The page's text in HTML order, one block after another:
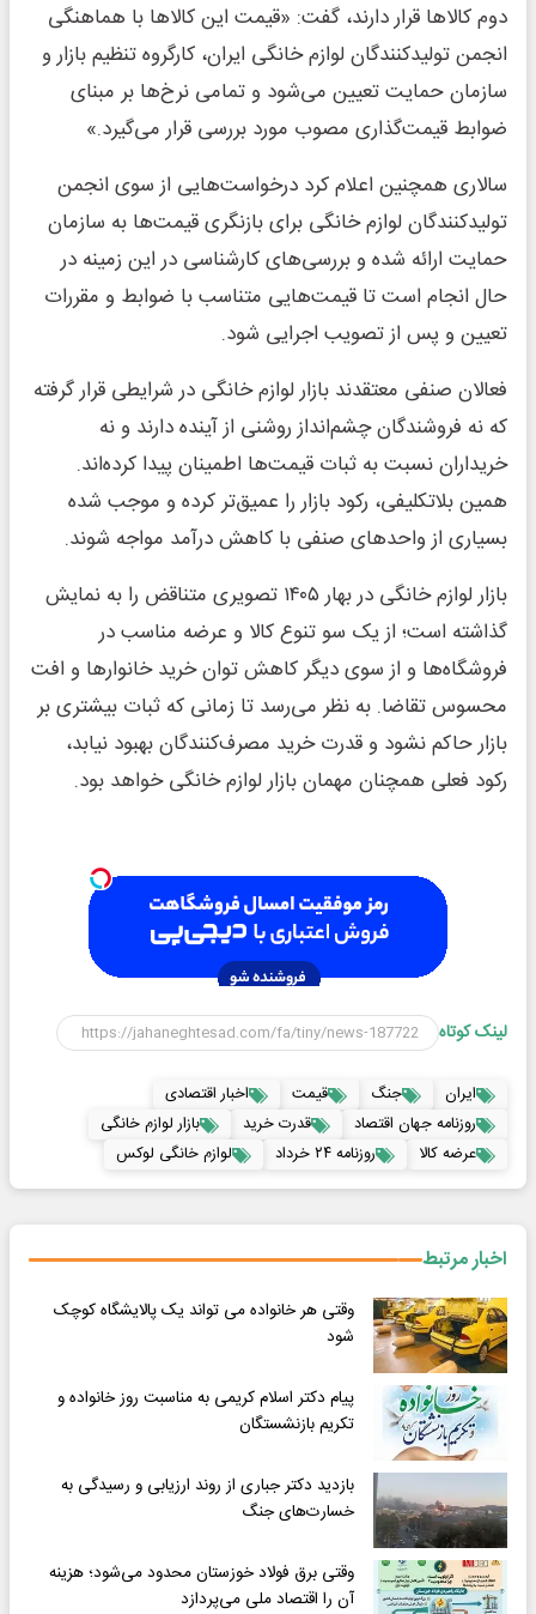
دوم کالاها قرار دارند، گفت: «قیمت این کالاها با هماهنگی
انجمن تولیدکنندگان لوازم خانگی ایران، کارگروه تنظیم بازار و
سازمان حمایت تعیین می‌شود و تمامی نرخ‌ها بر مبنای
ضوابط قیمت‌گذاری مصوب مورد بررسی قرار می‌گیرد.»
سالاری همچنین اعلام کرد درخواست‌هایی از سوی انجمن
تولیدکنندگان لوازم خانگی برای بازنگری قیمت‌ها به سازمان
حمایت ارائه شده و بررسی‌های کارشناسی در این زمینه در
حال انجام است تا قیمت‌هایی متناسب با ضوابط و مقررات
تعیین و پس از تصویب اجرایی شود.
فعالان صنفی معتقدند بازار لوازم خانگی در شرایطی قرار گرفته
که نه فروشندگان چشم‌انداز روشنی از آینده دارند و نه
خریداران نسبت به ثبات قیمت‌ها اطمینان پیدا کرده‌اند.
همین بلاتکلیفی، رکود بازار را عمیق‌تر کرده و موجب شده
بسیاری از واحدهای صنفی با کاهش درآمد مواجه شوند.
بازار لوازم خانگی در بهار ۱۴۰۵ تصویری متناقض را به نمایش
گذاشته است؛ از یک سو تنوع کالا و عرضه مناسب در
فروشگاه‌ها و از سوی دیگر کاهش توان خرید خانوارها و افت
محسوس تقاضا. به نظر می‌رسد تا زمانی که ثبات بیشتری بر
بازار حاکم نشود و قدرت خرید مصرف‌کنندگان بهبود نیابد،
رکود فعلی همچنان مهمان بازار لوازم خانگی خواهد بود.
لینک کوتاه
ایران جنگ قیمت
اخبار اقتصادی
روزنامه جهان اقتصاد
قدرت خرید
بازار لوازم خانگی
عرضه کالا
روزنامه ۲۴ خرداد لوازم خانگی لوکس
اخبار مرتبط
وقتی هر خانواده می تواند یک پالایشگاه کوچک
شود
پیام دکتر اسلام کریمی به مناسبت روز خانواده و
تکریم بازنشستگان
بازدید دکتر جباری از روند ارزیابی و رسیدگی به
خسارت‌های جنگ
وقتی برق فولاد خوزستان محدود می‌شود؛ هزینه
آن را اقتصاد ملی می‌پردازد